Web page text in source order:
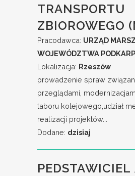
TRANSPORTU
ZBIOROWEGO
Pracodawca: URZĄD
WOJEWÓDZTWA
Lokalizacja: Rzeszów
prowadzenie spraw
przeglądami,
taboru kolejowego,udział
realizacji projektów...
Dodane: dzisiaj